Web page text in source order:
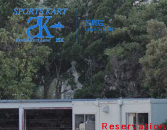
前橋店
MAEBASHI
Reservation